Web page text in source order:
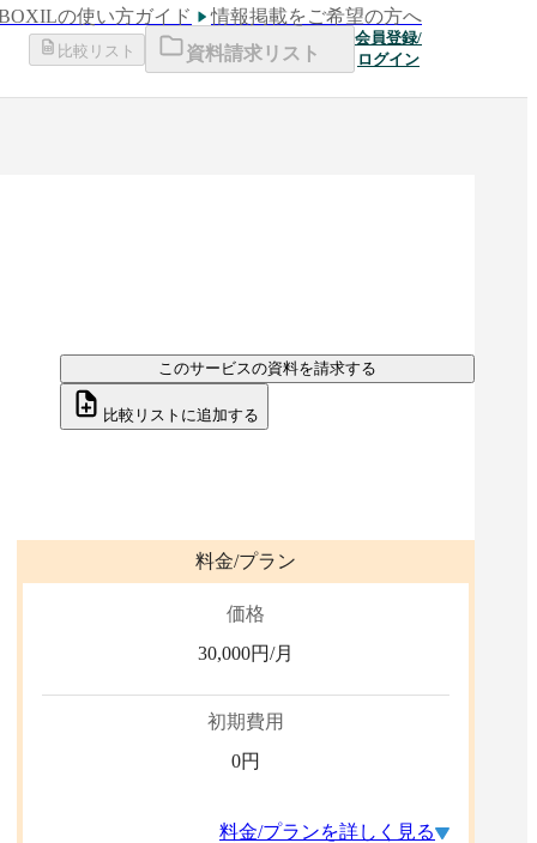
の使い方ガイド
情報掲載をご希望の方へ
比較リスト 資料請求リスト
会員登録/
ログイン
このサービスの資料を請求する
比較リストに追加する
料金/プラン
価格
30,000円/月
初期費用
0円
料金/プランを詳しく見る